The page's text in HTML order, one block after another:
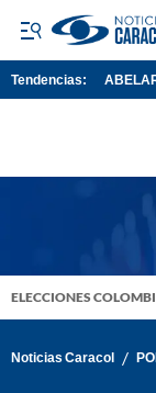
Tendencias:
ELECCIONES
Noticias Caracol /